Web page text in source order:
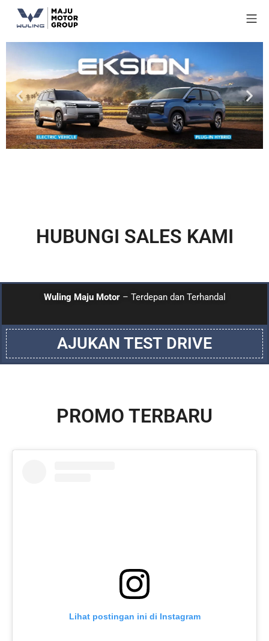
HUBUNGI SALES KAMI
Wuling Maju Motor– Terdepan dan Terhandal
AJUKAN TEST DRIVE
PROMO TERBARU
Lihat postingan ini di Instagram